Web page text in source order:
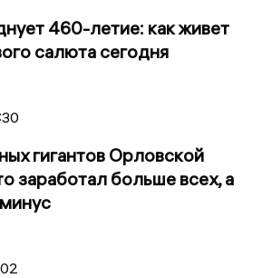
460-летие: как живет
салюта сегодня
гигантов Орловской
заработал больше всех, а